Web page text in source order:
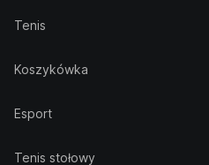
Tenis
Koszykówka
Esport
Tenis stołowy